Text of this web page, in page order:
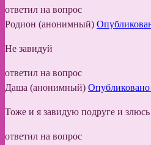
ответил на вопрос
Родион (анонимный)
Не завидуй
ответил на вопрос
Даша (анонимный)
Тоже и я завидую подруге и злюсь
ответил на вопрос